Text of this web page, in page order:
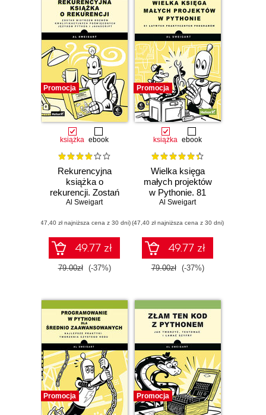
Promocja
książka ebook
Rekurencyjna
książka o
rekurencji. Zostań
mistrzem rozmów
poświęconych
językom Python i
JavaScript
Al Sweigart
(47,40 zł najniższa cena z 30 dni)
49.77 zł
79.00zł (-37%)
Promocja
książka ebook
Wielka księga
małych projektów
w Pythonie. 81
łatwych
programów
Al Sweigart
(47,40 zł najniższa cena z 30 dni)
49.77 zł
79.00zł (-37%)
Promocja Promocja